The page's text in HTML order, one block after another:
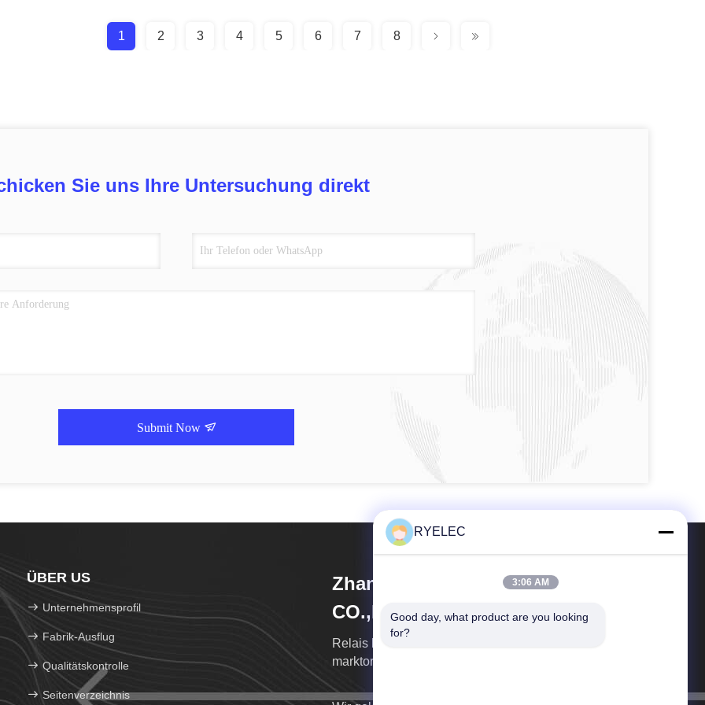
1 2 3 4 5 6 7 8
Sie uns Ihre Untersuchung direkt
Submit Now
ÜBER US
Unternehmensprofil
Fabrik-Ausflug
Qualitätskontrolle
Seitenverzeichnis
Zhangjiagang RY Electronic
CO.,LTD
Relais befolgt immer kundenorientierten,
marktorientierten“ Zweck
RYELEC
3:06 AM
Good day, what product are you looking
for?